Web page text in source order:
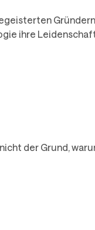
Gründern
ihre
der Grund,